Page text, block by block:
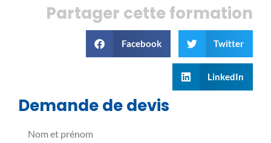
Partager cette formation
Facebook Twitter
LinkedIn
Demande de devis